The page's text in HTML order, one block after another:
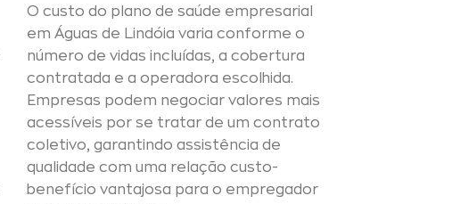
O custo do plano de saúde empresarial
em Águas de Lindóia varia conforme o
número de vidas incluídas, a cobertura
contratada e a operadora escolhida.
Empresas podem negociar valores mais
acessíveis por se tratar de um contrato
coletivo, garantindo assistência de
qualidade com uma relação custo-
benefício vantajosa para o empregador